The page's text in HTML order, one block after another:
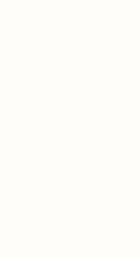
mesa